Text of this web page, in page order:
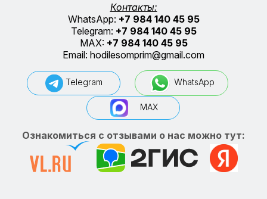
Контакты:
WhatsApp: +7 984 140 45 95
Telegram: +7 984 140 45 95
MAX: +7 984 140 45 95
Email: hodilesomprim@gmail.com
Telegram WhatsApp
MAX
Ознакомиться с отзывами о нас можно тут: